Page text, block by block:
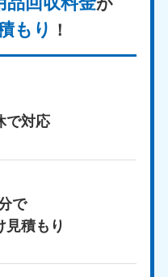
もり ！
で対応
で
見積もり